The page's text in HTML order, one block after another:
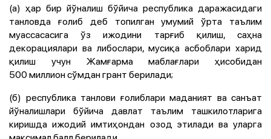
(а) ҳар бир йўналиш бўйича республика даражасидаги
танловда ғолиб деб топилган умумий ўрта таълим
муассасасига ўз ижодини тарғиб қилиш, саҳна
декорациялари ва либослари, мусиқа асбоблари харид
қилиш учун Жамғарма маблағлари ҳисобидан
500 миллион сўмдан грант берилади;
(б) республика танлови ғолиблари маданият ва санъат
йўналишлари бўйича давлат таълим ташкилотларига
киришда ижодий имтиҳондан озод этилади ва уларга